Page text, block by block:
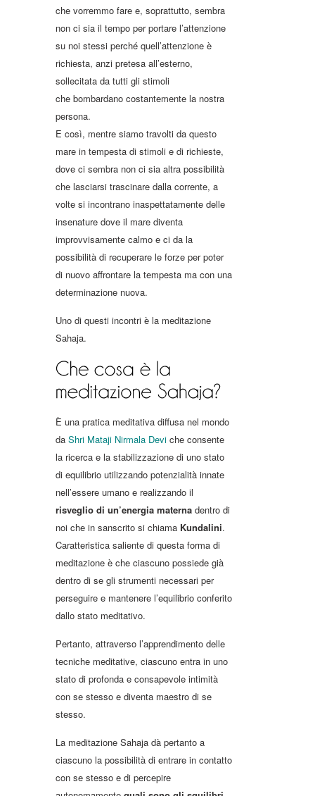
che vorremmo fare e, soprattutto, sembra
non ci sia il tempo per portare l’attenzione
su noi stessi perché quell’attenzione è
richiesta, anzi pretesa all’esterno,
sollecitata da tutti gli stimoli
che bombardano costantemente la nostra
persona.
E così, mentre siamo travolti da questo
mare in tempesta di stimoli e di richieste,
dove ci sembra non ci sia altra possibilità
che lasciarsi trascinare dalla corrente, a
volte si incontrano inaspettatamente delle
insenature dove il mare diventa
improvvisamente calmo e ci da la
possibilità di recuperare le forze per poter
di nuovo affrontare la tempesta ma con una
determinazione nuova.
Uno di questi incontri è la meditazione
Sahaja.
È una pratica meditativa diffusa nel mondo
da Shri Mataji Nirmala Devi che consente
la ricerca e la stabilizzazione di uno stato
di equilibrio utilizzando potenzialità innate
nell’essere umano e realizzando il
risveglio di un’energia materna dentro di
noi che in sanscrito si chiama Kundalini.
Caratteristica saliente di questa forma di
meditazione è che ciascuno possiede già
dentro di se gli strumenti necessari per
perseguire e mantenere l’equilibrio conferito
dallo stato meditativo.
Pertanto, attraverso l’apprendimento delle
tecniche meditative, ciascuno entra in uno
stato di profonda e consapevole intimità
con se stesso e diventa maestro di se
stesso.
La meditazione Sahaja dà pertanto a
ciascuno la possibilità di entrare in contatto
con se stesso e di percepire